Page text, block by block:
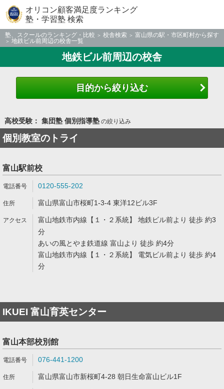
オリコン顧客満足度ランキング
塾・学習塾 検索
塾、スクールのランキング・比較 校舎検索
富山県の駅・市区町村から探す
地鉄ビル前周辺の校舎一覧
地鉄ビル前周辺の校舎
目的から絞り込む
高校受験： 集団塾 個別指導塾の絞り込み
個別教室のトライ
富山駅前校
0120-555-202
富山県富山市桜町1-3-4 東洋12ビル3F
富山地鉄市内線【１・２系統】 地鉄ビル前より 徒歩 約3
分
あいの風とやま鉄道線 富山より 徒歩 約4分
富山地鉄市内線【１・２系統】 電気ビル前より 徒歩 約4
分
IKUEI 富山育英センター
富山本部校別館
076-441-1200
富山県富山市新桜町4-28 朝日生命富山ビル1F